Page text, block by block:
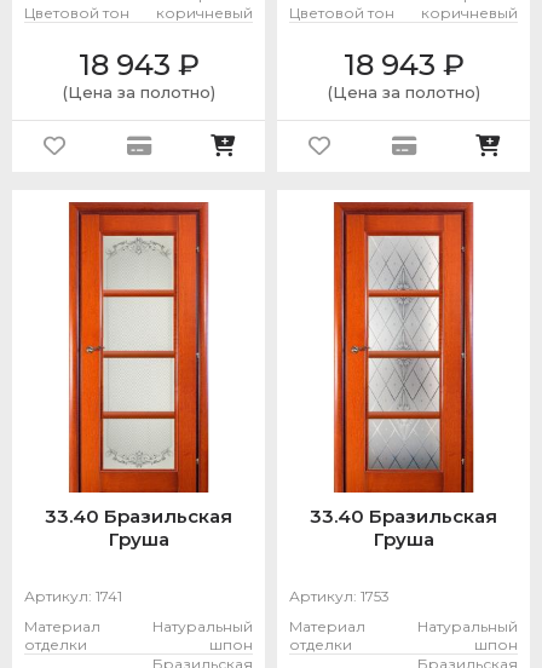
Цветовой тон
коричневый
18 943 ₽
(Цена за полотно)
Цветовой тон
коричневый
18 943 ₽
(Цена за полотно)
33.40 Бразильская
Груша
Артикул: 1741
Материал
отделки
Натуральный
шпон
Бразильская
33.40 Бразильская
Груша
Артикул: 1753
Материал
отделки
Натуральный
шпон
Бразильская